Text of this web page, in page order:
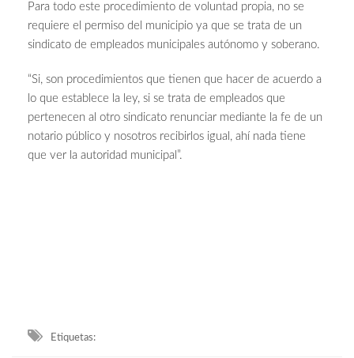
Para todo este procedimiento de voluntad propia, no se
requiere el permiso del municipio ya que se trata de un
sindicato de empleados municipales autónomo y soberano.
“Si, son procedimientos que tienen que hacer de acuerdo a
lo que establece la ley, si se trata de empleados que
pertenecen al otro sindicato renunciar mediante la fe de un
notario público y nosotros recibirlos igual, ahí nada tiene
que ver la autoridad municipal”.
Etiquetas: